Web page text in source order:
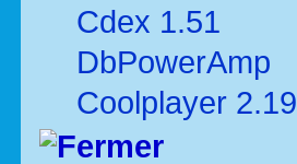
Cdex 1.51
DbPowerAmp
Coolplayer 2.19